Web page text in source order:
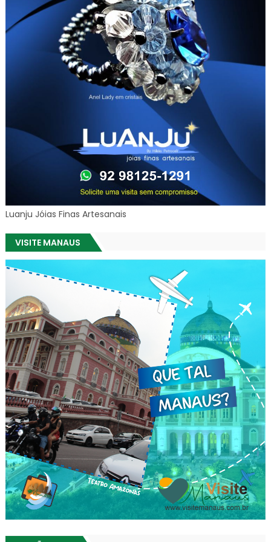
Luanju Jóias Finas Artesanais
VISITE MANAUS